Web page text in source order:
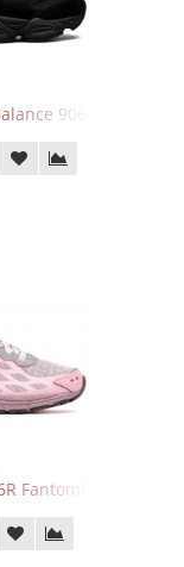
9060 Triple Black
Fantomfit Ice Wine